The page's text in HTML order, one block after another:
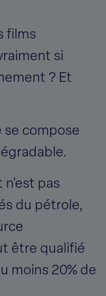
films
si
? Et
compose
n'est pas
du pétrole,
être qualifié
moins 20% de